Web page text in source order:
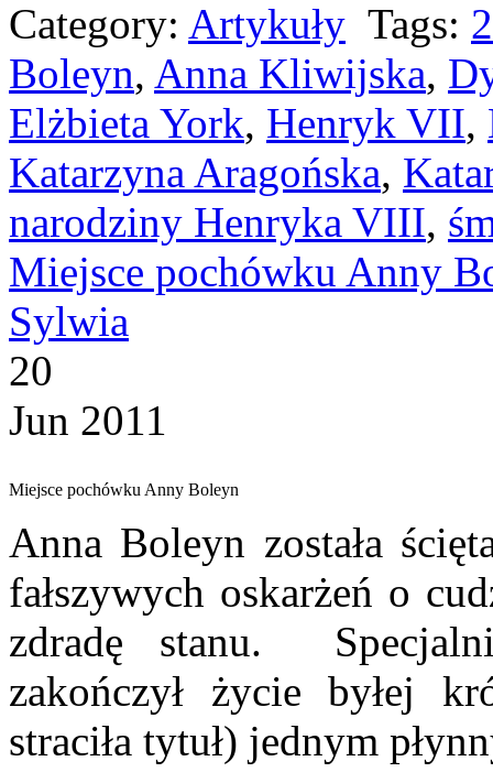
Category: Artykuły Tags:
Boleyn, Anna Kliwijska,
Elżbieta York, Henryk VII,
Katarzyna Aragońska,
narodziny Henryka VIII,
Miejsce pochówku Anny
Sylwia
20
Jun 2011
Miejsce pochówku Anny Boleyn
Anna Boleyn została
fałszywych oskarżeń o
zdradę stanu.
zakończył życie byłej
straciła tytuł) jednym